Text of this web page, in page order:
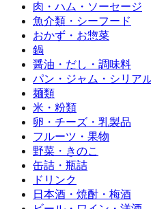
肉・ハム・ソーセージ
魚介類・シーフード
おかず・お惣菜
鍋
醤油・だし・調味料
パン・ジャム・シリア
麺類
米・粉類
卵・チーズ・乳製品
フルーツ・果物
野菜・きのこ
缶詰・瓶詰
ドリンク
日本酒・焼酎・梅酒